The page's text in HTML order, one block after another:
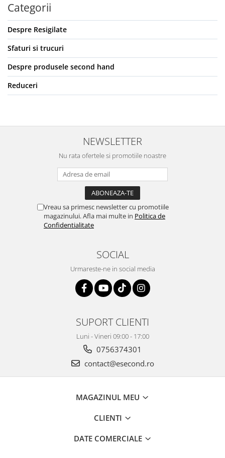
Retelistica & Supraveghere
Servere, Componente & UPS
Telecomenzi garaj
Sport & Activitati in aer liber
Accesorii antrenament
Accesorii Fitness
Accesorii sportive
Ciclism
Sporturi de interior
TV, Audio & Foto
Aparate Foto & Accesorii
Audio HI-FI & Profesionale
Camere video si sport
Drone si Accesorii
Televizoare & accesorii
Categorii
Despre Resigilate
Sfaturi si trucuri
Despre produsele second hand
Reduceri
NEWSLETTER
Nu rata ofertele si promotiile noastre
Vreau sa primesc newsletter cu promotiile
magazinului. Afla mai multe in Politica de
Confidentialitate
SOCIAL
Urmareste-ne in social media
SUPORT CLIENTI
Luni - Vineri 09:00 - 17:00
0756374301
contact@esecond.ro
MAGAZINUL MEU
CLIENTI
DATE COMERCIALE